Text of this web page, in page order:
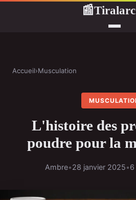
📰
Accueil›Musculation
L'histoire des
poudre pour la
Ambre•28 janvier 2025•6